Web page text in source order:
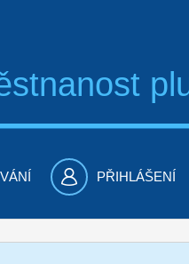
PŘIHLÁŠENÍ